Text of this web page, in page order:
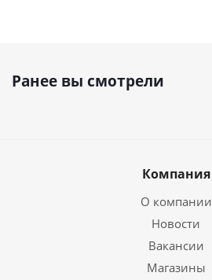
Ранее вы смотрели
Компания
О компании
Новости
Вакансии
Магазины